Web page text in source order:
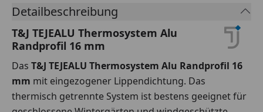
Detailbeschreibung
T&J TEJEALU Thermosystem Alu
Randprofil 16 mm
Das T&J TEJEALU Thermosystem Alu Randprofil 16
mm mit eingezogener Lippendichtung. Das
thermisch getrennte System ist bestens geeignet für